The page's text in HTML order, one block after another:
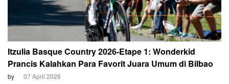
Itzulia Basque Country 2026-Etape 1: Wonderkid
Prancis Kalahkan Para Favorit Juara Umum di Bilbao
by 07 April 2026